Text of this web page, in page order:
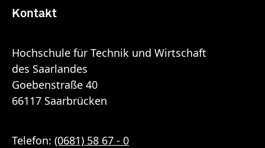
Kontakt
Hochschule für Technik und Wirtschaft
des Saarlandes
Goebenstraße 40
66117 Saarbrücken
Telefon: (0681) 58 67 - 0